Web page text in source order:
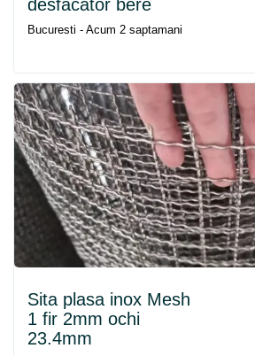
desfacator bere
Bucuresti - Acum 2 saptamani
Sita plasa inox Mesh
1 fir 2mm ochi
23.4mm